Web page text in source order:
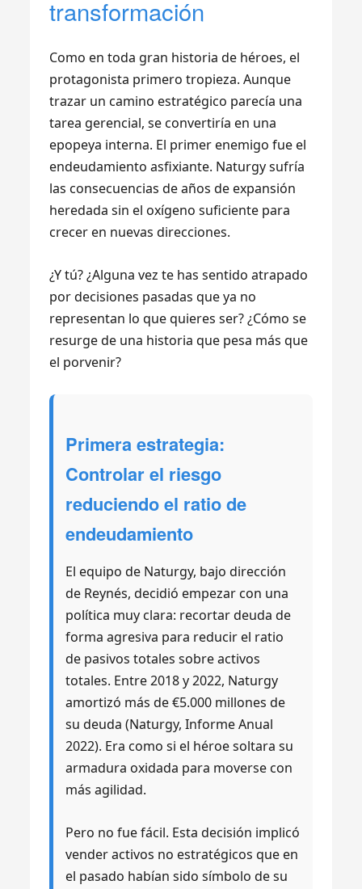
transformación
Como en toda gran historia de héroes, el
protagonista primero tropieza. Aunque
trazar un camino estratégico parecía una
tarea gerencial, se convertiría en una
epopeya interna. El primer enemigo fue el
endeudamiento asfixiante. Naturgy sufría
las consecuencias de años de expansión
heredada sin el oxígeno suficiente para
crecer en nuevas direcciones.
¿Y tú? ¿Alguna vez te has sentido atrapado
por decisiones pasadas que ya no
representan lo que quieres ser? ¿Cómo se
resurge de una historia que pesa más que
el porvenir?
Primera estrategia:
Controlar el riesgo
reduciendo el ratio de
endeudamiento
El equipo de Naturgy, bajo dirección
de Reynés, decidió empezar con una
política muy clara: recortar deuda de
forma agresiva para reducir el ratio
de pasivos totales sobre activos
totales. Entre 2018 y 2022, Naturgy
amortizó más de €5.000 millones de
su deuda (Naturgy, Informe Anual
2022). Era como si el héroe soltara su
armadura oxidada para moverse con
más agilidad.
Pero no fue fácil. Esta decisión implicó
vender activos no estratégicos que en
el pasado habían sido símbolo de su